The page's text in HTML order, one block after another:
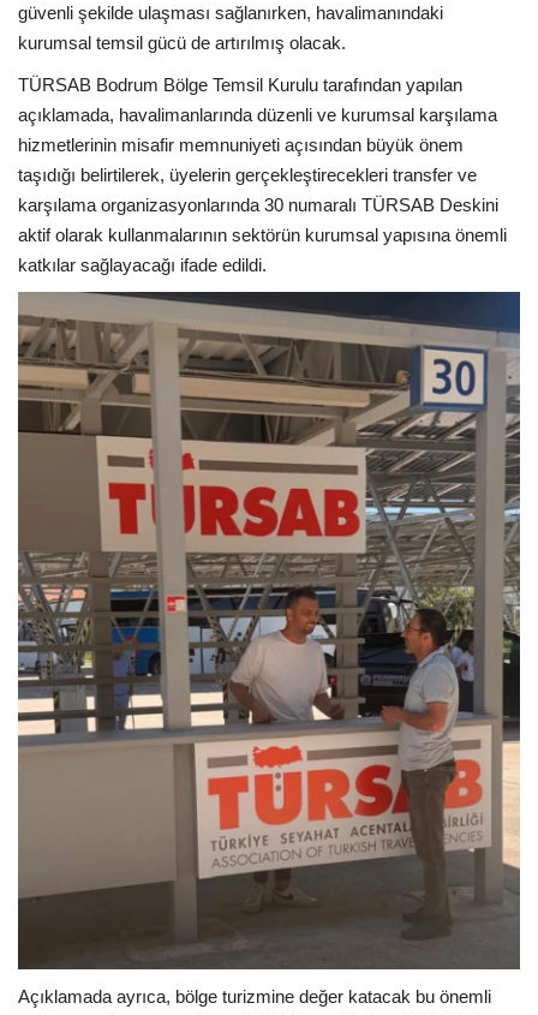
güvenli şekilde ulaşması sağlanırken, havalimanındaki
kurumsal temsil gücü de artırılmış olacak.
TÜRSAB Bodrum Bölge Temsil Kurulu tarafından yapılan
açıklamada, havalimanlarında düzenli ve kurumsal karşılama
hizmetlerinin misafir memnuniyeti açısından büyük önem
taşıdığı belirtilerek, üyelerin gerçekleştirecekleri transfer ve
karşılama organizasyonlarında 30 numaralı TÜRSAB Deskini
aktif olarak kullanmalarının sektörün kurumsal yapısına önemli
katkılar sağlayacağı ifade edildi.
Açıklamada ayrıca, bölge turizmine değer katacak bu önemli